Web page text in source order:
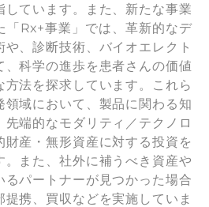
しています。また、新たな事業
「Rx+事業」では、革新的なデ
、診断技術、バイオエレクト
、科学の進歩を患者さんの価値
方法を探求しています。これら
域において、製品に関わる知
端的なモダリティ／テクノロ
財産・無形資産に対する投資を
また、社外に補うべき資産や
パートナーが見つかった場合
携、買収などを実施していま